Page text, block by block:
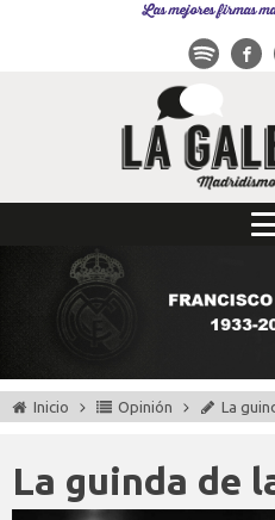
Las mejores firmas
Inicio Opinión La
La guinda de